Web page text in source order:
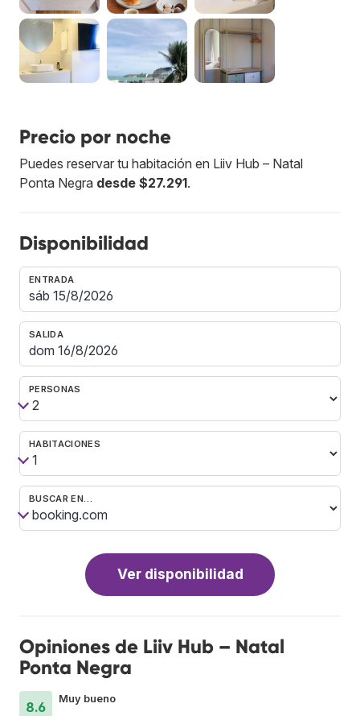
Precio por noche
Puedes reservar tu habitación en Liiv Hub – Natal
Ponta Negra desde $27.291.
Disponibilidad
ENTRADA
SALIDA
PERSONAS
HABITACIONES
BUSCAR EN…
Ver disponibilidad
Opiniones de Liiv Hub – Natal
Ponta Negra
8.6
Muy bueno